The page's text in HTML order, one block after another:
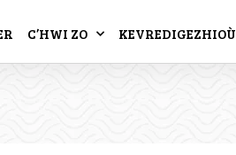
C’HWI ZO KEVREDIGEZHIOÙ